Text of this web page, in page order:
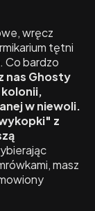
wręcz
tętni
Co bardzo
nas Ghosty
w niewoli.
z
masz